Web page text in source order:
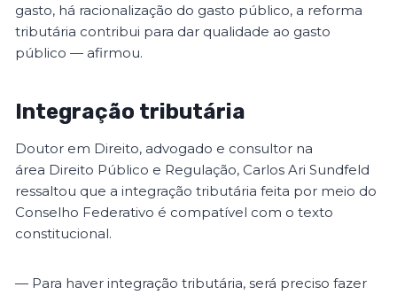
gasto, há racionalização do gasto público, a reforma
tributária contribui para dar qualidade ao gasto
público — afirmou.
Integração tributária
Doutor em Direito, advogado e consultor na
área Direito Público e Regulação, Carlos Ari Sundfeld
ressaltou que a integração tributária feita por meio do
Conselho Federativo é compatível com o texto
constitucional.
— Para haver integração tributária, será preciso fazer